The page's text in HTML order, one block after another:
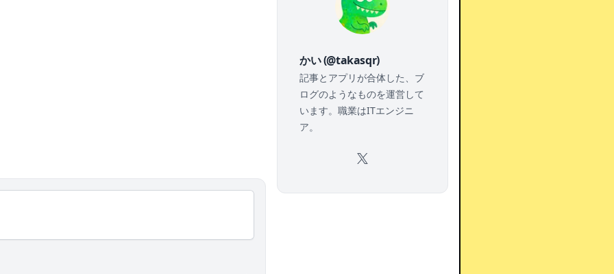
かい (@takasqr)
記事とアプリが合体した、ブ
ログのようなものを運営して
います。職業はITエンジニ
ア。
X